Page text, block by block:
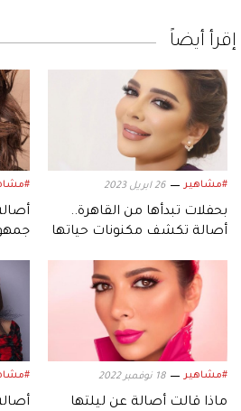
إقرأ أيضاً
#مشاهير 26 ابريل 2023
بحفلات تبدأها من القاهرة..
أصالة تكشف مكنونات حياتها
#مشاهير 18 نوفمبر 2022
ماذا قالت أصالة عن ليلتها